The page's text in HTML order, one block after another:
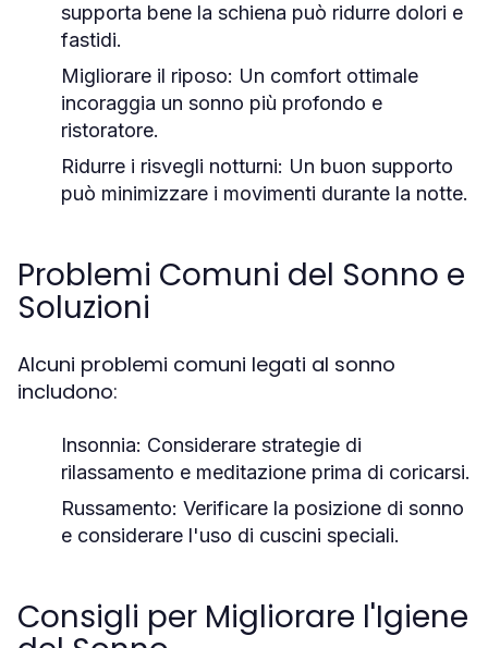
supporta bene la schiena può ridurre dolori e
fastidi.
Migliorare il riposo: Un comfort ottimale
incoraggia un sonno più profondo e
ristoratore.
Ridurre i risvegli notturni: Un buon supporto
può minimizzare i movimenti durante la notte.
Problemi Comuni del Sonno e
Soluzioni
Alcuni problemi comuni legati al sonno
includono:
Insonnia: Considerare strategie di
rilassamento e meditazione prima di coricarsi.
Russamento: Verificare la posizione di sonno
e considerare l'uso di cuscini speciali.
Consigli per Migliorare l'Igiene